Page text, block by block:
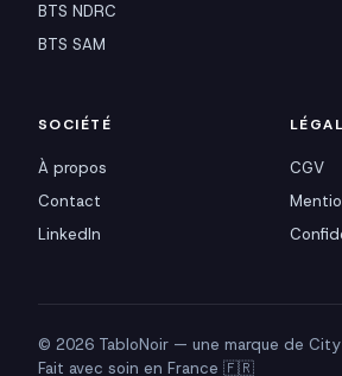
BTS NDRC
BTS SAM
SOCIÉTÉ
À propos
Contact
LinkedIn
LÉGAL
CGV
© 2026 TabloNoir — une marque de City
Fait avec soin en France 🇫🇷